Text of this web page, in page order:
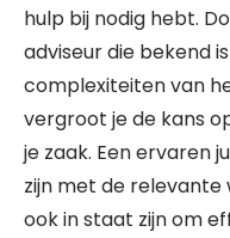
hulp bij nodig hebt.
adviseur die bekend
complexiteiten van
vergroot je de kans
je zaak. Een ervaren
zijn met de
ook in staat zijn om